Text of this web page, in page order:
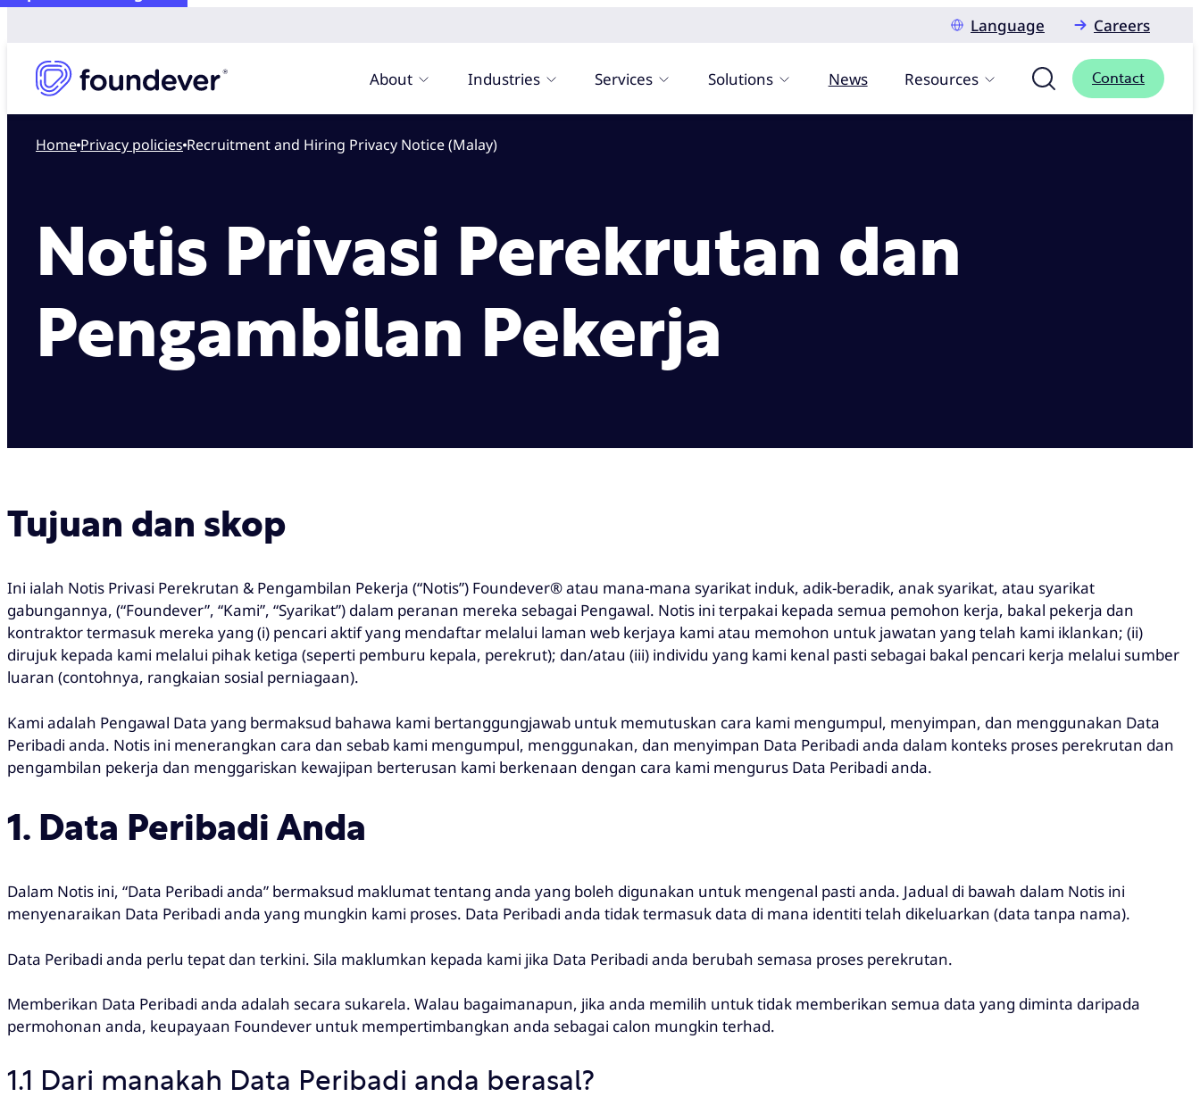
Language
Careers
About Industries Services Solutions News Resources Contact
Home privacy policies Recruitment and Hiring Privacy Notice (Malay)
Notis Privasi Perekrutan dan
Pengambilan Pekerja
Tujuan dan skop
Ini ialah Notis Privasi Perekrutan & Pengambilan Pekerja (“Notis”) Foundever® atau mana-mana syarikat induk, adik-beradik, anak syarikat, atau syarikat
gabungannya, (“Foundever”, “Kami”, “Syarikat”) dalam peranan mereka sebagai Pengawal. Notis ini terpakai kepada semua pemohon kerja, bakal pekerja dan
kontraktor termasuk mereka yang (i) pencari aktif yang mendaftar melalui laman web kerjaya kami atau memohon untuk jawatan yang telah kami iklankan; (ii)
dirujuk kepada kami melalui pihak ketiga (seperti pemburu kepala, perekrut); dan/atau (iii) individu yang kami kenal pasti sebagai bakal pencari kerja melalui sumber
luaran (contohnya, rangkaian sosial perniagaan).
Kami adalah Pengawal Data yang bermaksud bahawa kami bertanggungjawab untuk memutuskan cara kami mengumpul, menyimpan, dan menggunakan Data
Peribadi anda. Notis ini menerangkan cara dan sebab kami mengumpul, menggunakan, dan menyimpan Data Peribadi anda dalam konteks proses perekrutan dan
pengambilan pekerja dan menggariskan kewajipan berterusan kami berkenaan dengan cara kami mengurus Data Peribadi anda.
1. Data Peribadi Anda
Dalam Notis ini, “Data Peribadi anda” bermaksud maklumat tentang anda yang boleh digunakan untuk mengenal pasti anda. Jadual di bawah dalam Notis ini
menyenaraikan Data Peribadi anda yang mungkin kami proses. Data Peribadi anda tidak termasuk data di mana identiti telah dikeluarkan (data tanpa nama).
Data Peribadi anda perlu tepat dan terkini. Sila maklumkan kepada kami jika Data Peribadi anda berubah semasa proses perekrutan.
Memberikan Data Peribadi anda adalah secara sukarela. Walau bagaimanapun, jika anda memilih untuk tidak memberikan semua data yang diminta daripada
permohonan anda, keupayaan Foundever untuk mempertimbangkan anda sebagai calon mungkin terhad.
1.1 Dari manakah Data Peribadi anda berasal?